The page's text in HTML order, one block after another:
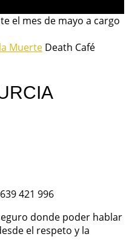
Muerte Death Café
421 996
donde poder hablar
el respeto y la